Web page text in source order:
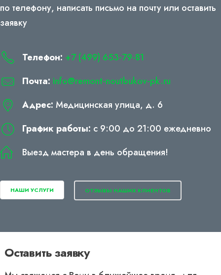
по телефону, написать письмо на почту или оставить
заявку
Телефон: +7 (499) 653-79-81
Почта: info@remont-noutbukov-pk.ru
Адрес: Медицинская улица, д. 6
График работы: с 9:00 до 21:00 ежедневно
Выезд мастера в день обращения!
НАШИ УСЛУГИ ОТЗЫВЫ НАШИХ КЛИЕНТОВ
Оставить заявку